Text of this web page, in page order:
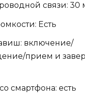
связи: 30
Есть
включение/
прием и
смартфона: есть